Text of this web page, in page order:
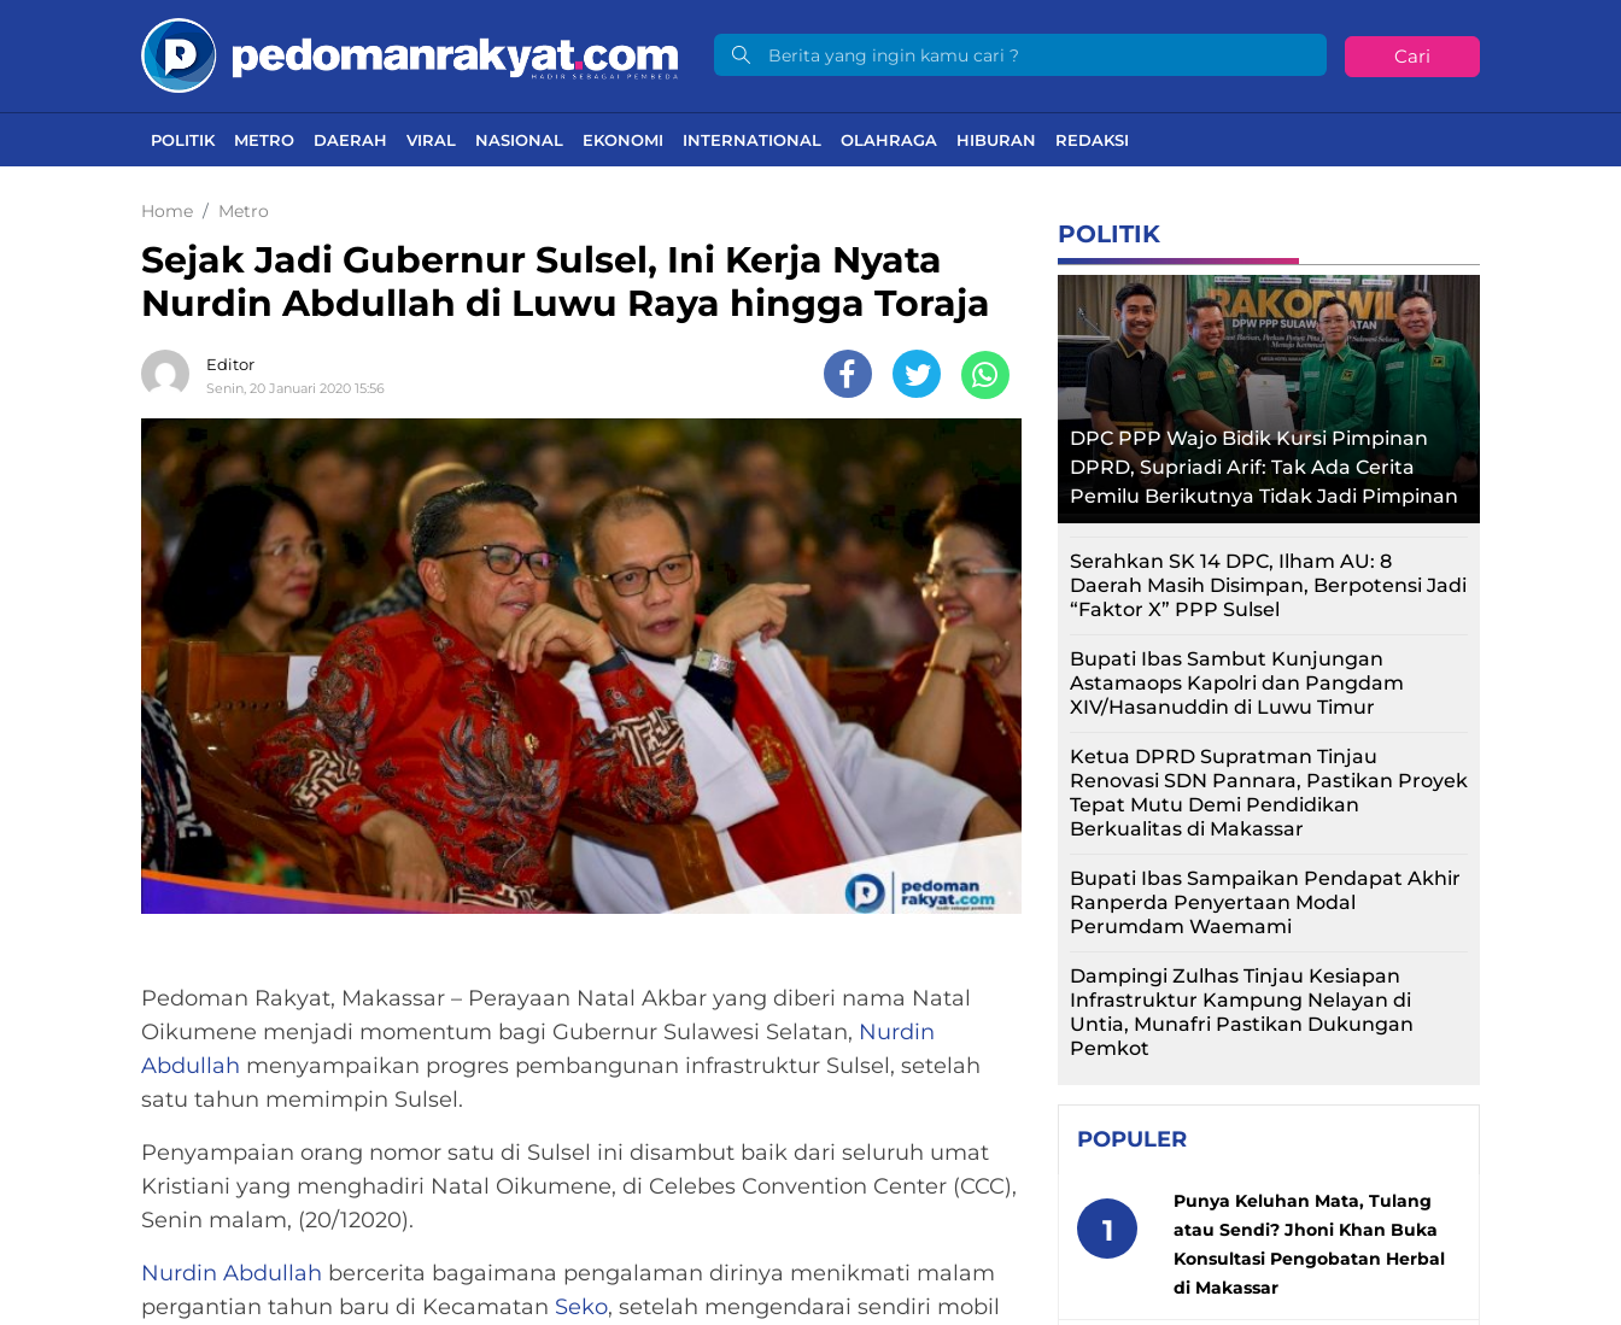
Cari
POLITIK METRO DAERAH VIRAL NASIONAL EKONOMI INTERNATIONAL OLAHRAGA HIBURAN REDAKSI
Home Metro
Sejak Jadi Gubernur Sulsel, Ini Kerja Nyata
Nurdin Abdullah di Luwu Raya hingga Toraja
Editor
Senin, 20 Januari 2020 15:56
Pedoman Rakyat, Makassar – Perayaan Natal Akbar yang diberi nama Natal
Oikumene menjadi momentum bagi Gubernur Sulawesi Selatan, Nurdin
Abdullah menyampaikan progres pembangunan infrastruktur Sulsel, setelah
satu tahun memimpin Sulsel.
Penyampaian orang nomor satu di Sulsel ini disambut baik dari seluruh umat
Kristiani yang menghadiri Natal Oikumene, di Celebes Convention Center (CCC),
Senin malam, (20/12020).
Nurdin Abdullah bercerita bagaimana pengalaman dirinya menikmati malam
pergantian tahun baru di Kecamatan Seko, setelah mengendarai sendiri mobil
POLITIK
DPC PPP Wajo Bidik Kursi Pimpinan
DPRD, Supriadi Arif: Tak Ada Cerita
Pemilu Berikutnya Tidak Jadi Pimpinan
Serahkan SK 14 DPC, Ilham AU: 8
Daerah Masih Disimpan, Berpotensi Jadi
“Faktor X” PPP Sulsel
Bupati Ibas Sambut Kunjungan
Astamaops Kapolri dan Pangdam
XIV/Hasanuddin di Luwu Timur
Ketua DPRD Supratman Tinjau
Renovasi SDN Pannara, Pastikan Proyek
Tepat Mutu Demi Pendidikan
Berkualitas di Makassar
Bupati Ibas Sampaikan Pendapat Akhir
Ranperda Penyertaan Modal
Perumdam Waemami
Dampingi Zulhas Tinjau Kesiapan
Infrastruktur Kampung Nelayan di
Untia, Munafri Pastikan Dukungan
Pemkot
POPULER
1
Punya Keluhan Mata, Tulang
atau Sendi? Jhoni Khan Buka
Konsultasi Pengobatan Herbal
di Makassar